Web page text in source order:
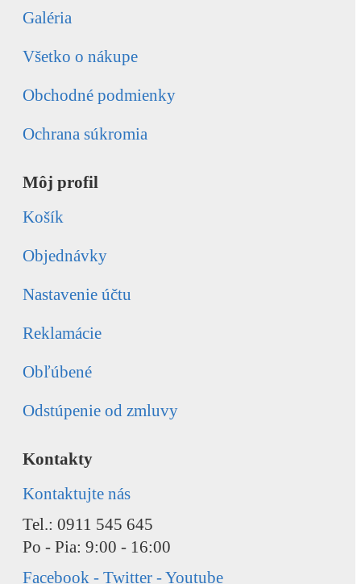
Galéria
Všetko o nákupe
Obchodné podmienky
Ochrana súkromia
Môj profil
Košík
Objednávky
Nastavenie účtu
Reklamácie
Obľúbené
Odstúpenie od zmluvy
Kontakty
Kontaktujte nás
Tel.: 0911 545 645
Po - Pia: 9:00 - 16:00
Facebook - Twitter - Youtube